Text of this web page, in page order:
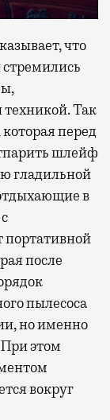
что
Так
перед
шлейф
гладильной
в
после
пылесоса
но именно
этом
вокруг